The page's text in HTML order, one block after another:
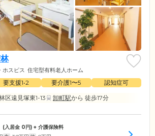
ホスピス 住宅型有料老人ホーム
要支援1•2 要介護1〜5
認知症可
区遠見塚東1-13
卸町駅から 徒歩17分
(入居金 0円) + 介護保険料